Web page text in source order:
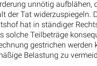
unnötig aufblähen,
der Tat widerzuspiegeln.
hat in ständiger
solche Teilbeträge
gestrichen werden
Belastung zu